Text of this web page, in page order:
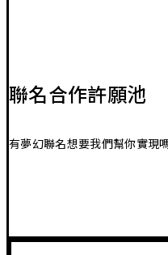
聯名合作許願池
有夢幻聯名想要我們幫你實現